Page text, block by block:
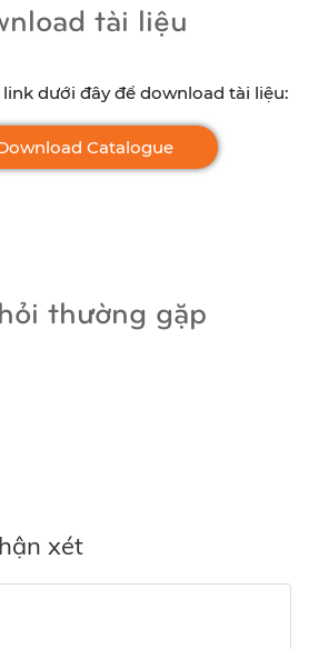
tài liệu
dưới đây để download tài liệu:
Catalogue
thường gặp
xét